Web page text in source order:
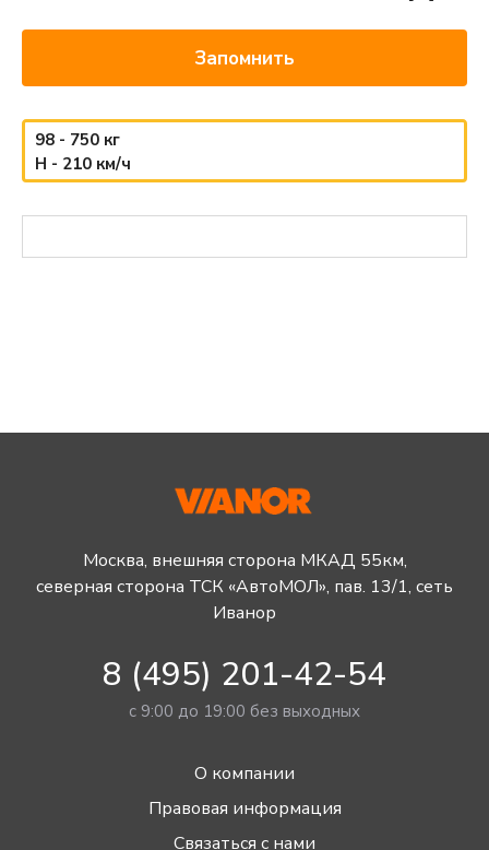
Запомнить
98 - 750 кг
H - 210 км/ч
Москва, внешняя сторона МКАД 55км,
северная сторона ТСК «АвтоМОЛ», пав. 13/1, сеть
Иванор
8 (495) 201-42-54
с 9:00 до 19:00 без выходных
О компании
Правовая информация
Связаться с нами